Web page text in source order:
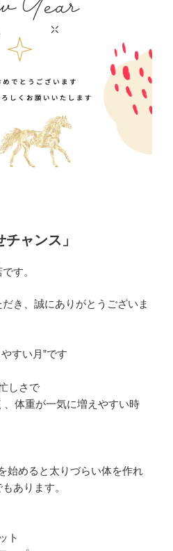
ャンス」
す。
き、誠にありがとうございま
すい月”です
しさで
、体重が一気に増えやすい時
始めると太りづらい体を作れ
あります。
ト